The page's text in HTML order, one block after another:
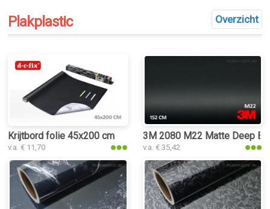
Overzicht
Plakplastic
Krijtbord folie 45x200 cm
v.a. € 11,70
3M 2080 M22 Matte Deep
v.a. € 35,42